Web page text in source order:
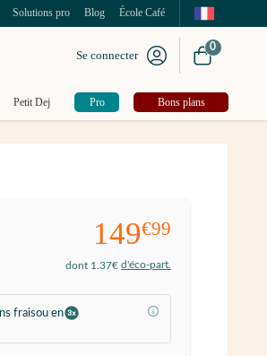
Solutions pro Blog École Café
Se connecter
0
Petit Dej Pro Bons plans
149€99
dont 1.37€ d'éco-part.
fraisou en